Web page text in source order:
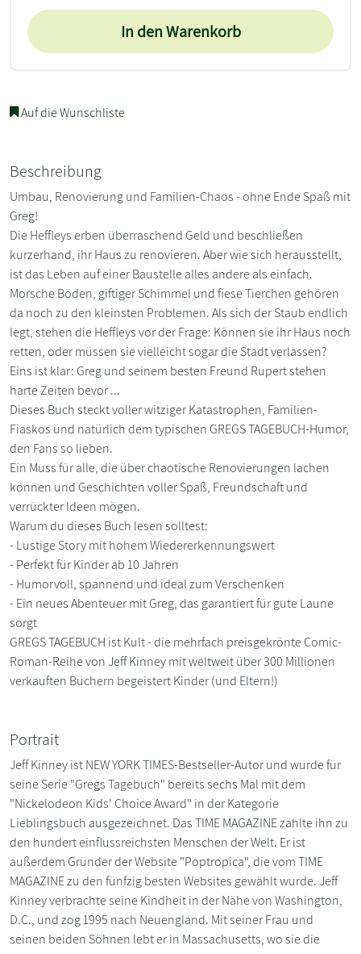
In den Warenkorb
Auf die Wunschliste
Beschreibung
Umbau, Renovierung und Familien-Chaos - ohne Ende Spaß mit
Greg!
Die Heffleys erben überraschend Geld und beschließen
kurzerhand, ihr Haus zu renovieren. Aber wie sich herausstellt,
ist das Leben auf einer Baustelle alles andere als einfach.
Morsche Böden, giftiger Schimmel und fiese Tierchen gehören
da noch zu den kleinsten Problemen. Als sich der Staub endlich
legt, stehen die Heffleys vor der Frage: Können sie ihr Haus noch
retten, oder müssen sie vielleicht sogar die Stadt verlassen?
Eins ist klar: Greg und seinem besten Freund Rupert stehen
harte Zeiten bevor ...
Dieses Buch steckt voller witziger Katastrophen, Familien-
Fiaskos und natürlich dem typischen GREGS TAGEBUCH-Humor,
den Fans so lieben.
Ein Muss für alle, die über chaotische Renovierungen lachen
können und Geschichten voller Spaß, Freundschaft und
verrückter Ideen mögen.
Warum du dieses Buch lesen solltest:
- Lustige Story mit hohem Wiedererkennungswert
- Perfekt für Kinder ab 10 Jahren
- Humorvoll, spannend und ideal zum Verschenken
- Ein neues Abenteuer mit Greg, das garantiert für gute Laune
sorgt
GREGS TAGEBUCH ist Kult - die mehrfach preisgekrönte Comic-
Roman-Reihe von Jeff Kinney mit weltweit über 300 Millionen
verkauften Büchern begeistert Kinder (und Eltern!)
Portrait
Jeff Kinney ist NEW YORK TIMES-Bestseller-Autor und wurde für
seine Serie "Gregs Tagebuch" bereits sechs Mal mit dem
"Nickelodeon Kids' Choice Award" in der Kategorie
Lieblingsbuch ausgezeichnet. Das TIME MAGAZINE zählte ihn zu
den hundert einflussreichsten Menschen der Welt. Er ist
außerdem Gründer der Website "Poptropica", die vom TIME
MAGAZINE zu den fünfzig besten Websites gewählt wurde. Jeff
Kinney verbrachte seine Kindheit in der Nähe von Washington,
D.C., und zog 1995 nach Neuengland. Mit seiner Frau und
seinen beiden Söhnen lebt er in Massachusetts, wo sie die